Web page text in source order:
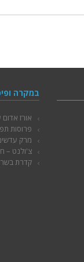
במקרה
אורז
פרוסות
מרק
צ'ולנט –
קדרת